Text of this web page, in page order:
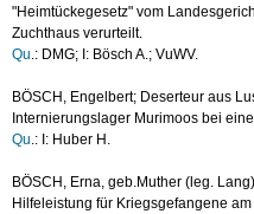
"Heimtückegesetz" vom
Zuchthaus verurteilt.
Qu .: DMG; I: Bösch A.; VuWV.
BÖSCH, Engelbert; Deserteur aus
Internierungslager Murimoos bei
Qu .: I: Huber H.
BÖSCH, Erna, geb.Muther (leg.
Hilfeleistung für Kriegsgefangene